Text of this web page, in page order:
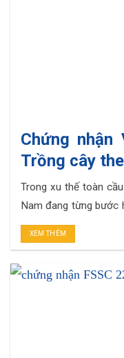
Chứng
Trồng cây
Trong xu thế toàn
Nam đang từng bước
thế giới. Vấn đề chất
mối quan tâm hàng
XEM THÊM